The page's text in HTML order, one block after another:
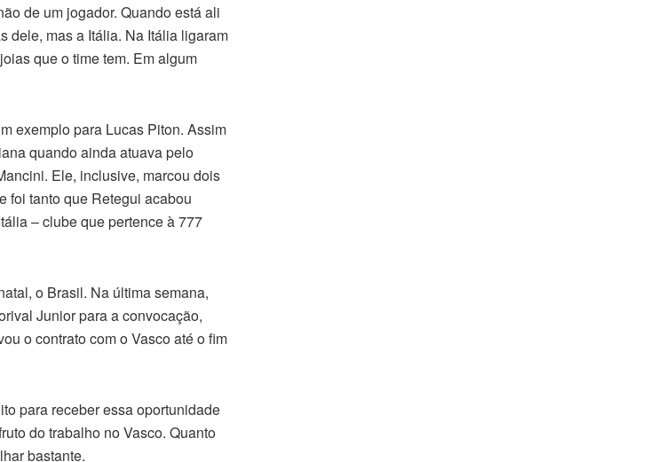
de um jogador. Quando está ali
dele, mas a Itália. Na Itália ligaram
que o time tem. Em algum
exemplo para Lucas Piton. Assim
quando ainda atuava pelo
Ele, inclusive, marcou dois
foi tanto que Retegui acabou
– clube que pertence à 777
o Brasil. Na última semana,
Junior para a convocação,
o contrato com o Vasco até o fim
para receber essa oportunidade
do trabalho no Vasco. Quanto
bastante.